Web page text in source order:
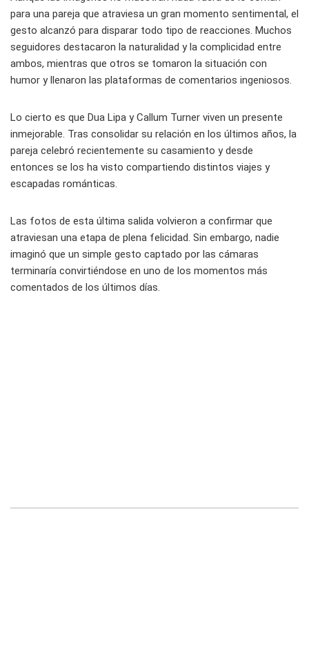
para una pareja que atraviesa un gran momento sentimental, el
gesto alcanzó para disparar todo tipo de reacciones. Muchos
seguidores destacaron la naturalidad y la complicidad entre
ambos, mientras que otros se tomaron la situación con
humor y llenaron las plataformas de comentarios ingeniosos.
Lo cierto es que Dua Lipa y Callum Turner viven un presente
inmejorable. Tras consolidar su relación en los últimos años, la
pareja celebró recientemente su casamiento y desde
entonces se los ha visto compartiendo distintos viajes y
escapadas románticas.
Las fotos de esta última salida volvieron a confirmar que
atraviesan una etapa de plena felicidad. Sin embargo, nadie
imaginó que un simple gesto captado por las cámaras
terminaría convirtiéndose en uno de los momentos más
comentados de los últimos días.